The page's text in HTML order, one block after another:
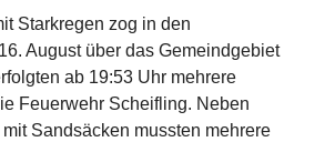
Starkregen zog in den
August über das Gemeindgebiet
ab 19:53 Uhr mehrere
Feuerwehr Scheifling. Neben
Sandsäcken mussten mehrere